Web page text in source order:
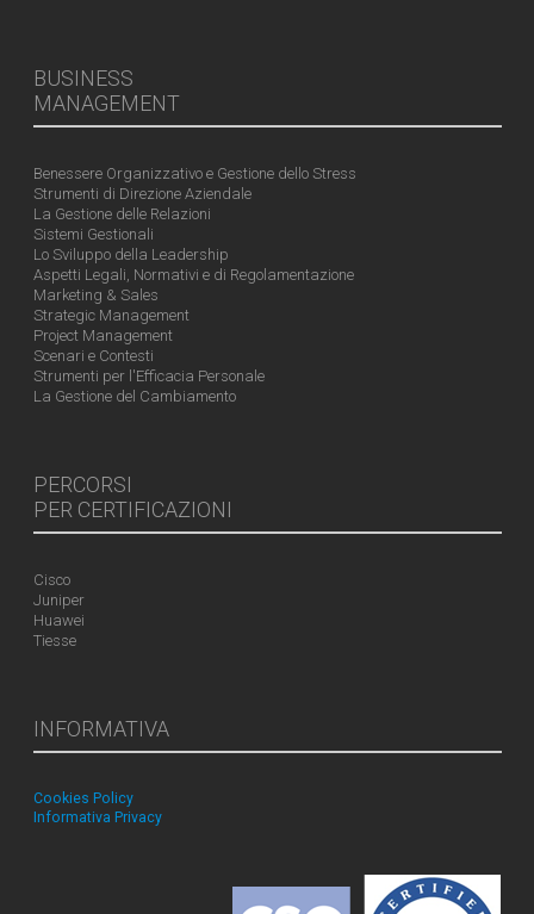
BUSINESS
MANAGEMENT
Benessere Organizzativo e Gestione dello Stress
Strumenti di Direzione Aziendale
La Gestione delle Relazioni
Sistemi Gestionali
Lo Sviluppo della Leadership
Aspetti Legali, Normativi e di Regolamentazione
Marketing & Sales
Strategic Management
Project Management
Scenari e Contesti
Strumenti per l'Efficacia Personale
La Gestione del Cambiamento
PERCORSI
PER CERTIFICAZIONI
Cisco
Juniper
Huawei
Tiesse
INFORMATIVA
Cookies Policy
Informativa Privacy